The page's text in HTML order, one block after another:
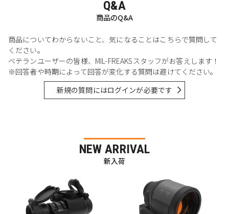
Q&A
商品のQ&A
商品についてわからないこと、気になることはこちらで質問して
ください。
ベテランユーザーの皆様、MIL-FREAKSスタッフがお答えします！
※回答者や時期によって回答が変化する質問は避けてください。
新規の質問にはログインが必要です
NEW ARRIVAL
新入荷